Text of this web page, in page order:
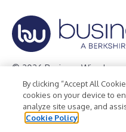
© 2026 Business Wire, Inc.
Privacy Policy Cookie
Terms of Use
Legal
By clicking “Accept All
cookies on your device to
analyze site usage, and
Cookie Policy